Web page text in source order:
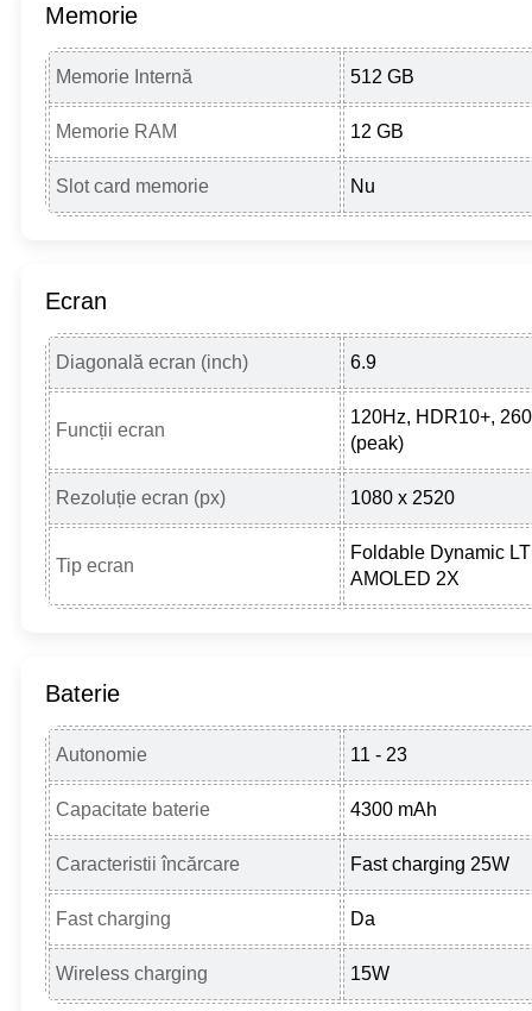
Memorie
Memorie Internă 512 GB
Memorie RAM 12 GB
Slot card memorie Nu
Ecran
Diagonală ecran (inch) 6.9
Funcții ecran
120Hz, HDR10+,
(peak)
Rezoluție ecran (px) 1080 x 2520
Tip ecran
Foldable Dynamic
AMOLED 2X
Baterie
Autonomie 11 - 23
Capacitate baterie 4300 mAh
Caracteristii încărcare Fast charging 25W
Fast charging Da
Wireless charging 15W